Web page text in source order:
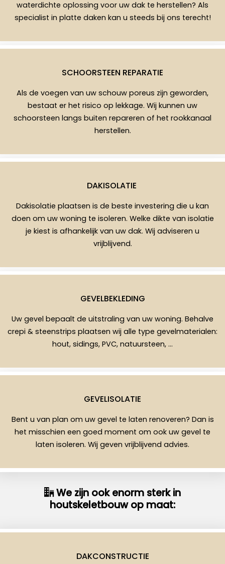
waterdichte oplossing voor uw dak te herstellen? Als
specialist in platte daken kan u steeds bij ons terecht!
SCHOORSTEEN REPARATIE
Als de voegen van uw schouw poreus zijn geworden,
bestaat er het risico op lekkage. Wij kunnen uw
schoorsteen langs buiten repareren of het rookkanaal
herstellen.
DAKISOLATIE
Dakisolatie plaatsen is de beste investering die u kan
doen om uw woning te isoleren. Welke dikte van isolatie
je kiest is afhankelijk van uw dak. Wij adviseren u
vrijblijvend.
GEVELBEKLEDING
Uw gevel bepaalt de uitstraling van uw woning. Behalve
crepi & steenstrips plaatsen wij alle type gevelmaterialen:
hout, sidings, PVC, natuursteen, …
GEVELISOLATIE
Bent u van plan om uw gevel te laten renoveren? Dan is
het misschien een goed moment om ook uw gevel te
laten isoleren. Wij geven vrijblijvend advies.
We zijn ook enorm sterk in
houtskeletbouw op maat:
DAKCONSTRUCTIE